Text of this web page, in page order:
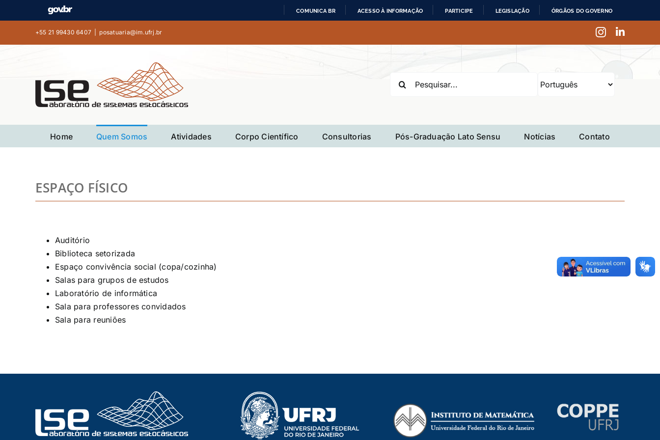
para
conteúdo
COMUNICA BR ACESSO À INFORMAÇÃO PARTICIPE LEGISLAÇÃO ÓRGÃOS DO GOVERNO
+55 21 99430 6407 posatuaria@im.ufrj.br Instagram
resultados
Home Quem Somos Atividades Corpo Científico Consultorias Pós-Graduação Lato Sensu Notícias Contato
ESPAÇO FÍSICO
Auditório
Biblioteca setorizada
Espaço convivência social (copa/cozinha)
Salas para grupos de estudos
Laboratório de informática
Sala para professores convidados
Sala para reuniões